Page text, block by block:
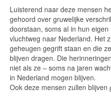
Luisterend naar deze mensen
gehoord over gruwelijke
doorstaan, soms al in hun
vluchtweg naar Nederland. Het
geheugen gegrift staan en die
blijven dragen. Die
niet als ze – soms na jaren
in Nederland mogen blijven.
Ook deze mensen zullen blijven